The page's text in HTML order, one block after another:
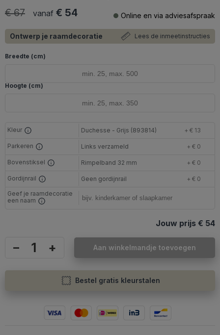
vanaf € 54
€ 67 Online en via adviesafspraak
Ontwerp je raamdecoratie Lees de inmeetinstructies
Breedte (cm)
Hoogte (cm)
Kleur Duchesse - Grijs (893814) + € 13
Parkeren Links verzameld + € 0
Bovenstiksel Rimpelband 32 mm + € 0
Gordijnrail Geen gordijnrail
+ € 0
Geef je raamdecoratie
een naam
Jouw prijs € 54
– + Aan winkelmandje toevoegen
Bestel gratis kleurstalen